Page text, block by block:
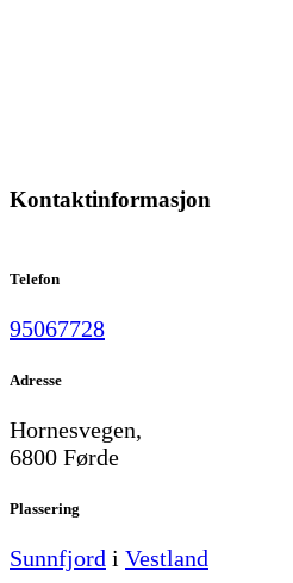
Kontaktinformasjon
Telefon
95067728
Adresse
Hornesvegen,
6800 Førde
Plassering
Sunnfjord i Vestland